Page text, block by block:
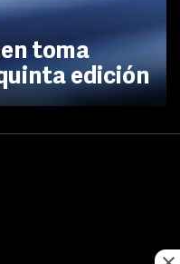
toma
edición